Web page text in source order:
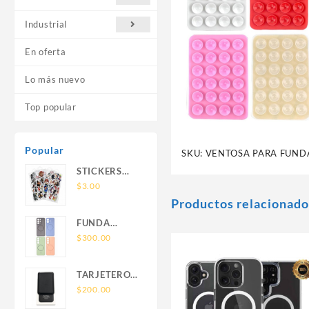
Industrial
En oferta
Lo más nuevo
Top popular
Popular
STICKERS
UNIVERSALES
$3.00
FUNDA
NOVA SAM
SIN SOPORTE
MAGNETICO
$300.00
TARJETERO
SIN SOPORTE
$200.00
SKU: VENTOSA PARA
Productos